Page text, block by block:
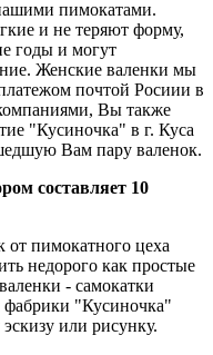
пимокатами.
и не теряют форму,
годы и могут
Женские валенки мы
почтой Росиии в
Вы также
"Кусиночка" в г. Куса
Вам пару валенок.
составляет 10
от пимокатного цеха
недорого как простые
- самокатки
фабрики "Кусиночка"
или рисунку.